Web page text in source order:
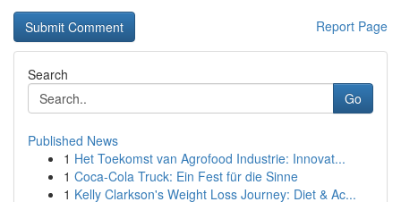
Report Page
Search
Go
Published News
1 Het Toekomst van Agrofood Industrie: Innovat...
1 Coca-Cola Truck: Ein Fest für die Sinne
1 Kelly Clarkson's Weight Loss Journey: Diet & Ac...